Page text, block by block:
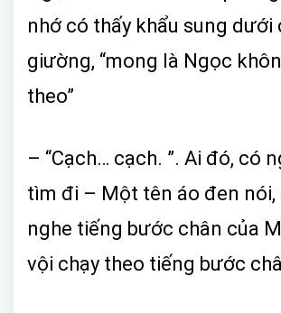
nhớ có thấy khẩu sung dưới
giường, “mong là Ngọc
theo”
– “Cạch… cạch. ”. Ai đó, có
tìm đi – Một tên áo đen nói,
nghe tiếng bước chân của
vội chạy theo tiếng bước